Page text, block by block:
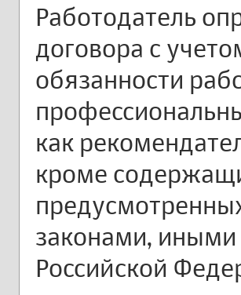
Работодатель
договора с
обязанности
как
кроме
законами,
Российской